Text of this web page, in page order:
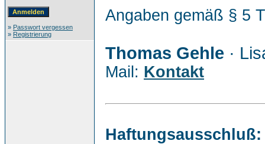
» Passwort vergessen
» Registrierung
Angaben gemäß § 5
Thomas Gehle ·
Mail: Kontakt
Haftungsausschluß: